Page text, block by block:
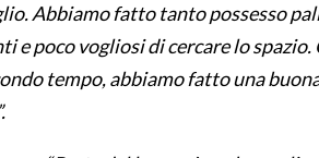
Abbiamo fatto tanto possesso
e poco vogliosi di cercare lo
tempo, abbiamo fatto una